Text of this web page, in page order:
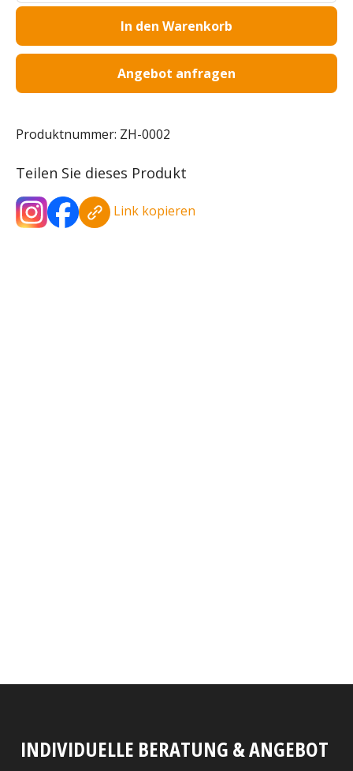
In den Warenkorb
Angebot anfragen
Produktnummer: ZH-0002
Teilen Sie dieses Produkt
Link kopieren
INDIVIDUELLE BERATUNG & ANGEBOT